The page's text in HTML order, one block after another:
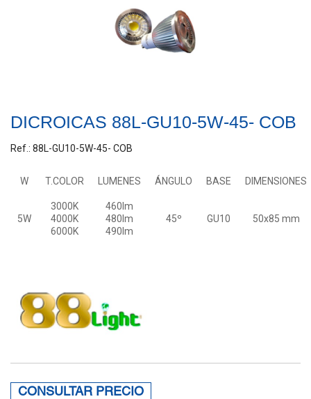
DICROICAS 88L-GU10-5W-45- COB
Ref.: 88L-GU10-5W-45- COB
W T.COLOR LUMENES ÁNGULO BASE DIMENSIONES
5W
3000K
4000K
6000K
460lm
480lm
490lm
45º GU10 50x85 mm
CONSULTAR PRECIO